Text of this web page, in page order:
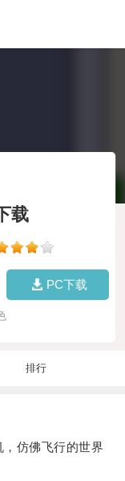
载
PC下载
排行
仿佛飞行的世界